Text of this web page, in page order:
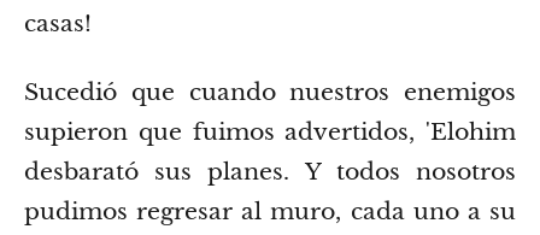
casas!
Sucedió que cuando nuestros enemigos
supieron que fuimos advertidos, ʼElohim
desbarató sus planes. Y todos nosotros
pudimos regresar al muro, cada uno a su